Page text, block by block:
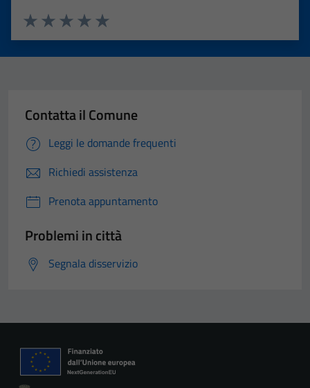
Valuta 5 stelle su 5
Valuta 4 stelle su 5
Valuta 3 stelle su 5
Valuta 2 stelle su 5
Valuta 1 stelle su 5
Contatta il Comune
Leggi le domande frequenti
Richiedi assistenza
Prenota appuntamento
Problemi in città
Segnala disservizio